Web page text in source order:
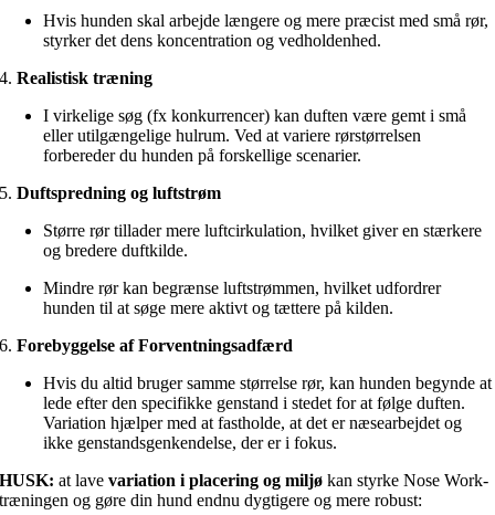
Hvis hunden skal arbejde længere og mere præcist med små rør,
styrker det dens koncentration og vedholdenhed.
4.Realistisk træning
I virkelige søg (fx konkurrencer) kan duften være gemt i små
eller utilgængelige hulrum. Ved at variere rørstørrelsen
forbereder du hunden på forskellige scenarier.
5.Duftspredning og luftstrøm
Større rør tillader mere luftcirkulation, hvilket giver en stærkere
og bredere duftkilde.
Mindre rør kan begrænse luftstrømmen, hvilket udfordrer
hunden til at søge mere aktivt og tættere på kilden.
6.Forebyggelse af Forventningsadfærd
Hvis du altid bruger samme størrelse rør, kan hunden begynde at
lede efter den specifikke genstand i stedet for at følge duften.
Variation hjælper med at fastholde, at det er næsearbejdet og
ikke genstandsgenkendelse, der er i fokus.
HUSK: at lavevariation i placering og miljø kan styrke Nose Work-
træningen og gøre din hund endnu dygtigere og mere robust: